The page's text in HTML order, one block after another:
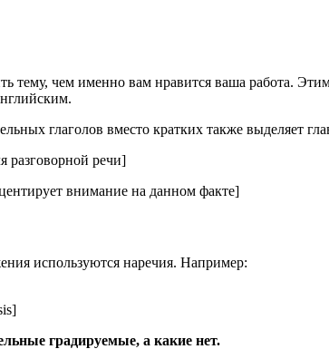
тему, чем именно вам нравится ваша работа.
глаголов вместо кратких также выделяет
разговорной речи]
внимание на данном факте]
используются наречия. Например:
градируемые, а какие нет.